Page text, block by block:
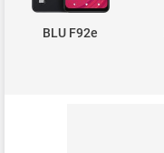
BLU F92e